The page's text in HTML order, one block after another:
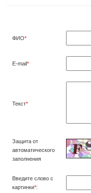
ФИО*
E-mail*
Текст*
Защита от
автоматического
заполнения
Введите слово с
картинки*: